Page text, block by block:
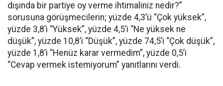
dışında bir partiye oy verme ihtimaliniz nedir?”
sorusuna görüşmecilerin; yüzde 4,3’ü “Çok yüksek”,
yüzde 3,8’i “Yüksek”, yüzde 4,5’i “Ne yüksek ne
düşük”, yüzde 10,8’i “Düşük”, yüzde 74,5’i “Çok düşük”,
yüzde 1,8’i “Henüz karar vermedim”, yüzde 0,5’i
“Cevap vermek istemiyorum” yanıtlarını verdi.